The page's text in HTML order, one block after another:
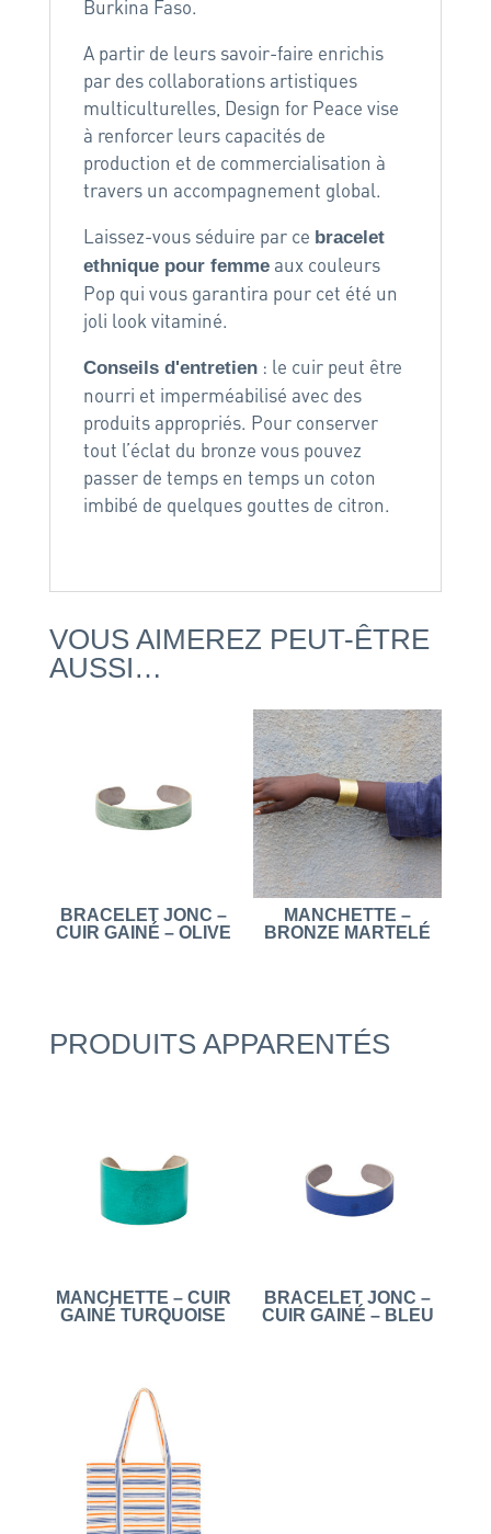
Burkina Faso.
A partir de leurs savoir-faire enrichis
par des collaborations artistiques
multiculturelles, Design for Peace vise
à renforcer leurs capacités de
production et de commercialisation à
travers un accompagnement global.
Laissez-vous séduire par ce bracelet
ethnique pour femmeaux couleurs
Pop qui vous garantira pour cet été un
joli look vitaminé.
Conseils d'entretien: le cuir peut être
nourri et imperméabilisé avec des
produits appropriés. Pour conserver
tout l’éclat du bronze vous pouvez
passer de temps en temps un coton
imbibé de quelques gouttes de citron.
VOUS AIMEREZ PEUT-ÊTRE
AUSSI…
BRACELET JONC –
CUIR GAINÉ – OLIVE
MANCHETTE –
BRONZE MARTELÉ
PRODUITS APPARENTÉS
MANCHETTE – CUIR
GAINÉ TURQUOISE
BRACELET JONC –
CUIR GAINÉ – BLEU